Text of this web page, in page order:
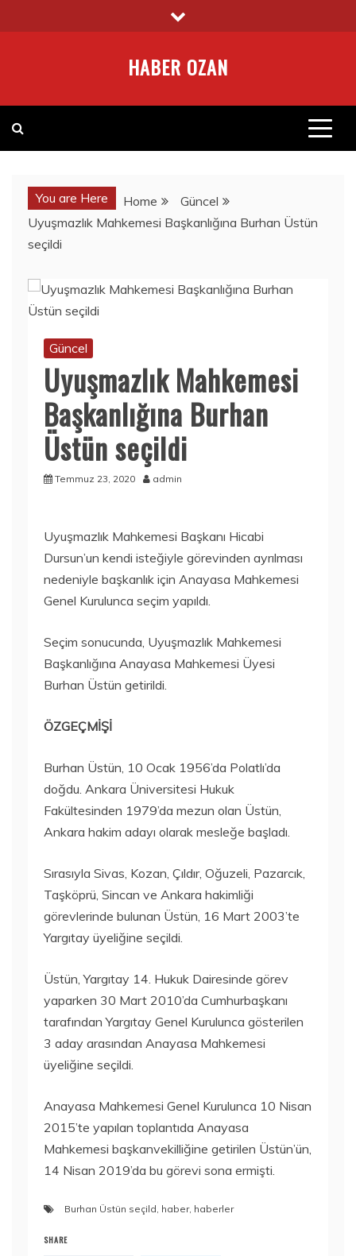
to
HABER OZAN
You are Here Home
Güncel
Uyuşmazlık Mahkemesi Başkanlığına Burhan Üstün
seçildi
Güncel
Uyuşmazlık Mahkemesi
Başkanlığına Burhan
Üstün seçildi
Temmuz 23, 2020 admin
Uyuşmazlık Mahkemesi Başkanı Hicabi
Dursun’un kendi isteğiyle görevinden ayrılması
nedeniyle başkanlık için Anayasa Mahkemesi
Genel Kurulunca seçim yapıldı.
Seçim sonucunda, Uyuşmazlık Mahkemesi
Başkanlığına Anayasa Mahkemesi Üyesi
Burhan Üstün getirildi.
ÖZGEÇMİŞİ
Burhan Üstün, 10 Ocak 1956’da Polatlı’da
doğdu. Ankara Üniversitesi Hukuk
Fakültesinden 1979’da mezun olan Üstün,
Ankara hakim adayı olarak mesleğe başladı.
Sırasıyla Sivas, Kozan, Çıldır, Oğuzeli, Pazarcık,
Taşköprü, Sincan ve Ankara hakimliği
görevlerinde bulunan Üstün, 16 Mart 2003’te
Yargıtay üyeliğine seçildi.
Üstün, Yargıtay 14. Hukuk Dairesinde görev
yaparken 30 Mart 2010’da Cumhurbaşkanı
tarafından Yargıtay Genel Kurulunca gösterilen
3 aday arasından Anayasa Mahkemesi
üyeliğine seçildi.
Anayasa Mahkemesi Genel Kurulunca 10 Nisan
2015’te yapılan toplantıda Anayasa
Mahkemesi başkanvekilliğine getirilen Üstün’ün,
14 Nisan 2019’da bu görevi sona ermişti.
Burhan Üstün seçild, haber, haberler
SHARE